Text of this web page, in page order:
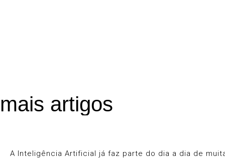
mais artigos
A Inteligência Artificial já faz parte do dia a dia de